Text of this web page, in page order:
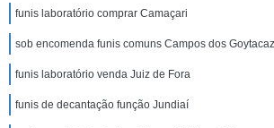
funis laboratório comprar Camaçari
sob encomenda funis comuns Campos dos
funis laboratório venda Juiz de Fora
funis de decantação função Jundiaí